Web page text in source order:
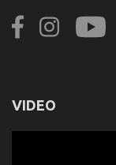
VIDEO